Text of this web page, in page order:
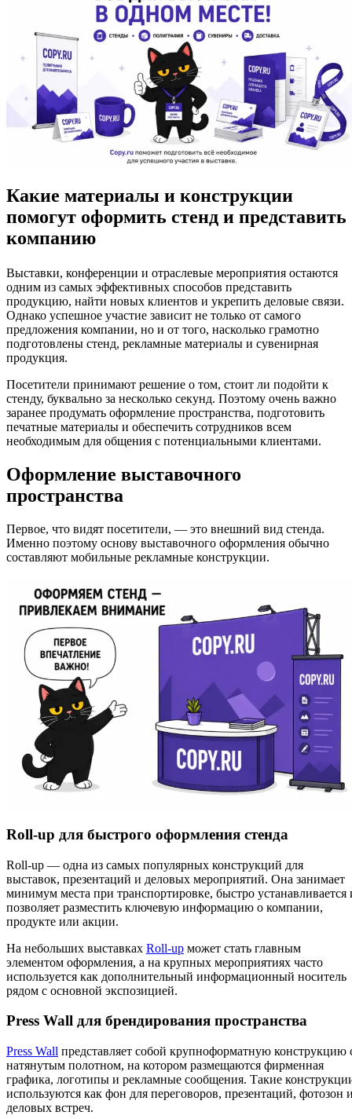
Какие материалы и конструкции
помогут оформить стенд и представить
компанию
Выставки, конференции и отраслевые мероприятия остаются
одним из самых эффективных способов представить
продукцию, найти новых клиентов и укрепить деловые связи.
Однако успешное участие зависит не только от самого
предложения компании, но и от того, насколько грамотно
подготовлены стенд, рекламные материалы и сувенирная
продукция.
Посетители принимают решение о том, стоит ли подойти к
стенду, буквально за несколько секунд. Поэтому очень важно
заранее продумать оформление пространства, подготовить
печатные материалы и обеспечить сотрудников всем
необходимым для общения с потенциальными клиентами.
Оформление выставочного
пространства
Первое, что видят посетители, — это внешний вид стенда.
Именно поэтому основу выставочного оформления обычно
составляют мобильные рекламные конструкции.
Roll-up для быстрого оформления стенда
Roll-up — одна из самых популярных конструкций для
выставок, презентаций и деловых мероприятий. Она занимает
минимум места при транспортировке, быстро устанавливается
позволяет разместить ключевую информацию о компании,
продукте или акции.
На небольших выставках Roll-up может стать главным
элементом оформления, а на крупных мероприятиях часто
используется как дополнительный информационный носитель
рядом с основной экспозицией.
Press Wall для брендирования пространства
Press Wall представляет собой крупноформатную конструкцию
натянутым полотном, на котором размещаются фирменная
графика, логотипы и рекламные сообщения. Такие
используются как фон для переговоров, презентаций, фотозон
деловых встреч.